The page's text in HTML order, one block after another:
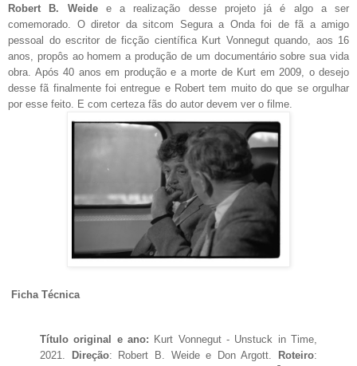
Robert B. Weidee a realização desse projeto já é algo a ser
comemorado. O diretor da sitcom Segura a Onda foi de fã a amigo
pessoal do escritor de ficção científica Kurt Vonnegut quando, aos 16
anos, propôs ao homem a produção de um documentário sobre sua vida
obra. Após 40 anos em produção e a morte de Kurt em 2009, o desejo
desse fã finalmente foi entregue e Robert tem muito do que se orgulhar
por esse feito. E com certeza fãs do autor devem ver o filme.
Ficha Técnica
Título original e ano: Kurt Vonnegut - Unstuck in Time,
2021. Direção: Robert B. Weide e Don Argott. Roteiro: